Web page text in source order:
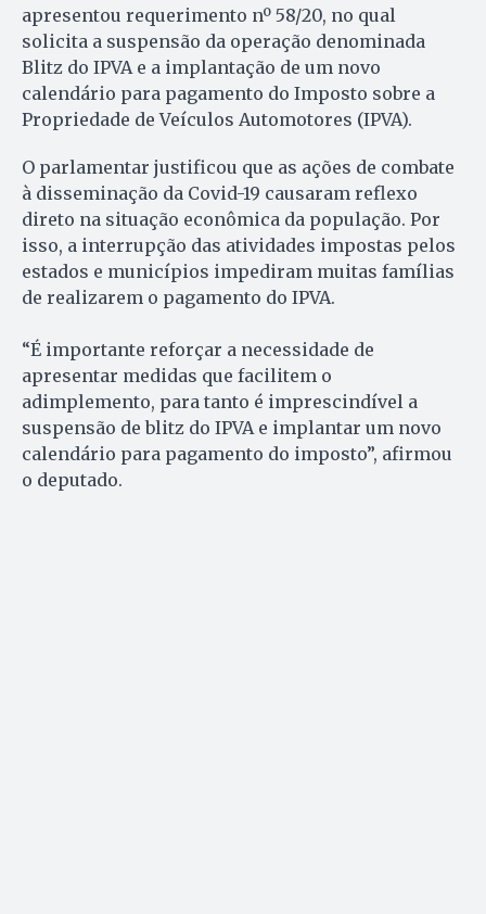
apresentou requerimento nº 58/20, no qual
solicita a suspensão da operação denominada
Blitz do IPVA e a implantação de um novo
calendário para pagamento do Imposto sobre a
Propriedade de Veículos Automotores (IPVA).
O parlamentar justificou que as ações de combate
à disseminação da Covid-19 causaram reflexo
direto na situação econômica da população. Por
isso, a interrupção das atividades impostas pelos
estados e municípios impediram muitas famílias
de realizarem o pagamento do IPVA.
“É importante reforçar a necessidade de
apresentar medidas que facilitem o
adimplemento, para tanto é imprescindível a
suspensão de blitz do IPVA e implantar um novo
calendário para pagamento do imposto”, afirmou
o deputado.